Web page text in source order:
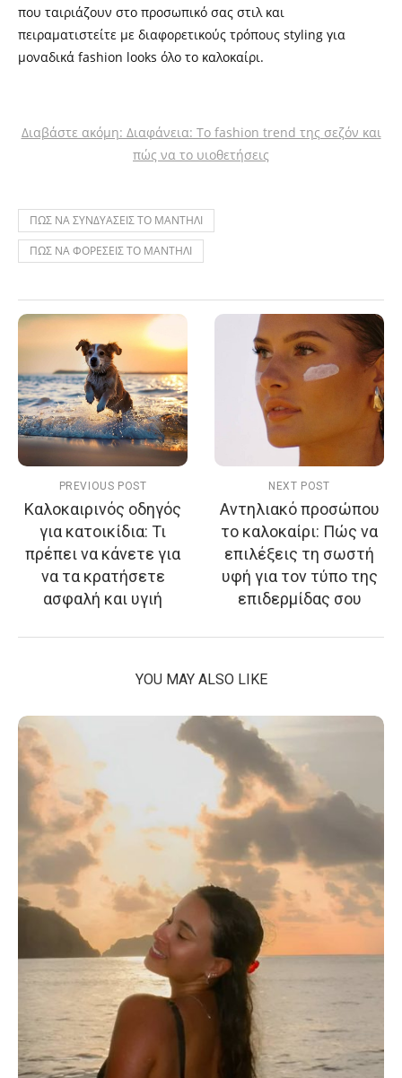
που ταιριάζουν στο προσωπικό σας στιλ και
πειραματιστείτε με διαφορετικούς τρόπους styling για
μοναδικά fashion looks όλο το καλοκαίρι.
Διαβάστε ακόμη: Διαφάνεια: Το fashion trend της σεζόν και
πώς να το υιοθετήσεις
ΠΩΣ ΝΑ ΣΥΝΔΥΑΣΕΙΣ ΤΟ ΜΑΝΤΗΛΙ
ΠΩΣ ΝΑ ΦΟΡΕΣΕΙΣ ΤΟ ΜΑΝΤΗΛΙ
PREVIOUS POST
Καλοκαιρινός οδηγός
για κατοικίδια: Τι
πρέπει να κάνετε για
να τα κρατήσετε
ασφαλή και υγιή
NEXT POST
Αντηλιακό προσώπου
το καλοκαίρι: Πώς να
επιλέξεις τη σωστή
υφή για τον τύπο της
επιδερμίδας σου
YOU MAY ALSO LIKE